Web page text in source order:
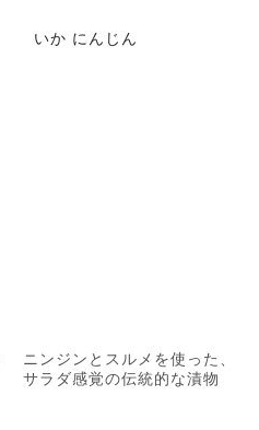
いか にんじん
ニンジンとスルメを使った、
サラダ感覚の伝統的な漬物